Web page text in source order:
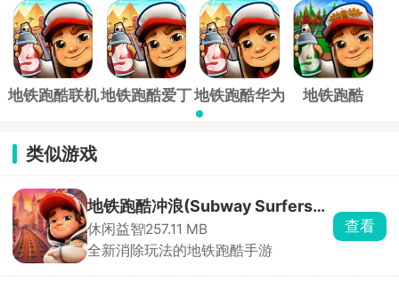
曼联动版
夷版
版
站版
地铁跑酷联机地铁跑酷爱丁地铁跑酷华为
地铁跑酷
类似游戏
地铁跑酷冲浪(Subway Surfers
City)
休闲益智257.11 MB
全新消除玩法的地铁跑酷手游
查看